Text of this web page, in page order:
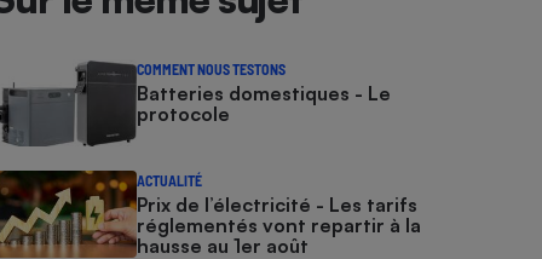
COMMENT NOUS TESTONS
Batteries domestiques - Le
protocole
ACTUALITÉ
Prix de l’électricité - Les tarifs
réglementés vont repartir à la
hausse au 1er août